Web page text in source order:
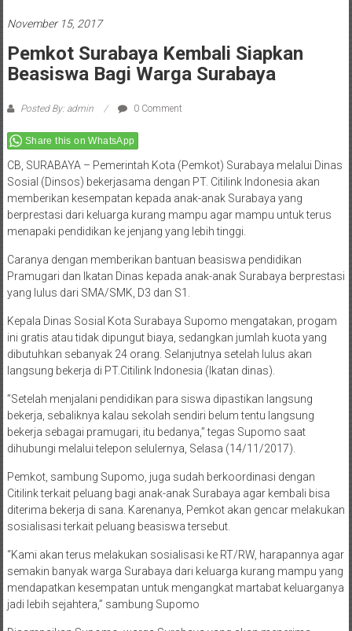
November 15, 2017
Pemkot Surabaya Kembali Siapkan
Beasiswa Bagi Warga Surabaya
Posted By: admin 0 Comment
Share this on WhatsApp
CB, SURABAYA – Pemerintah Kota (Pemkot) Surabaya melalui Dinas
Sosial (Dinsos) bekerjasama dengan PT. Citilink Indonesia akan
memberikan kesempatan kepada anak-anak Surabaya yang
berprestasi dari keluarga kurang mampu agar mampu untuk terus
menapaki pendidikan ke jenjang yang lebih tinggi.
Caranya dengan memberikan bantuan beasiswa pendidikan
Pramugari dan Ikatan Dinas kepada anak-anak Surabaya berprestasi
yang lulus dari SMA/SMK, D3 dan S1.
Kepala Dinas Sosial Kota Surabaya Supomo mengatakan, progam
ini gratis atau tidak dipungut biaya, sedangkan jumlah kuota yang
dibutuhkan sebanyak 24 orang. Selanjutnya setelah lulus akan
langsung bekerja di PT.Citilink Indonesia (Ikatan dinas).
”Setelah menjalani pendidikan para siswa dipastikan langsung
bekerja, sebaliknya kalau sekolah sendiri belum tentu langsung
bekerja sebagai pramugari, itu bedanya,” tegas Supomo saat
dihubungi melalui telepon selulernya, Selasa (14/11/2017).
Pemkot, sambung Supomo, juga sudah berkoordinasi dengan
Citilink terkait peluang bagi anak-anak Surabaya agar kembali bisa
diterima bekerja di sana. Karenanya, Pemkot akan gencar melakukan
sosialisasi terkait peluang beasiswa tersebut.
“Kami akan terus melakukan sosialisasi ke RT/RW, harapannya agar
semakin banyak warga Surabaya dari keluarga kurang mampu yang
mendapatkan kesempatan untuk mengangkat martabat keluarganya
jadi lebih sejahtera,” sambung Supomo